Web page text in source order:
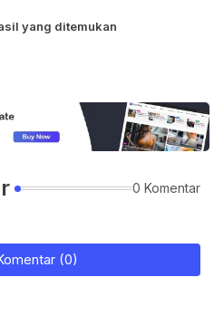
yang ditemukan
0 Komentar
(0)